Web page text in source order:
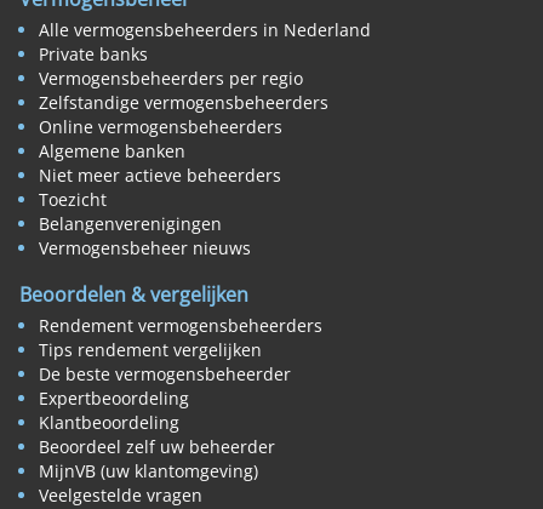
Alle vermogensbeheerders in Nederland
Private banks
Vermogensbeheerders per regio
Zelfstandige vermogensbeheerders
Online vermogensbeheerders
Algemene banken
Niet meer actieve beheerders
Toezicht
Belangenverenigingen
Vermogensbeheer nieuws
Beoordelen & vergelijken
Rendement vermogensbeheerders
Tips rendement vergelijken
De beste vermogensbeheerder
Expertbeoordeling
Klantbeoordeling
Beoordeel zelf uw beheerder
MijnVB (uw klantomgeving)
Veelgestelde vragen